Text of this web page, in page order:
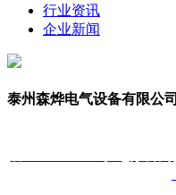
行业资讯
企业新闻
泰州森烨电气设备有限公司